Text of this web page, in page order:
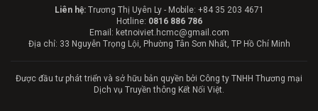
Liên hệ:Trương Thị Uyên Ly - Mobile: +84 35 203 4671
Hotline: 0816 886 786
Email: ketnoiviet.hcmc@gmail.com
Địa chỉ: 33 Nguyễn Trọng Lội, Phường Tân Sơn Nhất, TP Hồ Chí Minh
Được đầu tư phát triển và sở hữu bản quyền bởi Công ty TNHH Thương mại
Dịch vụ Truyền thông Kết Nối Việt.